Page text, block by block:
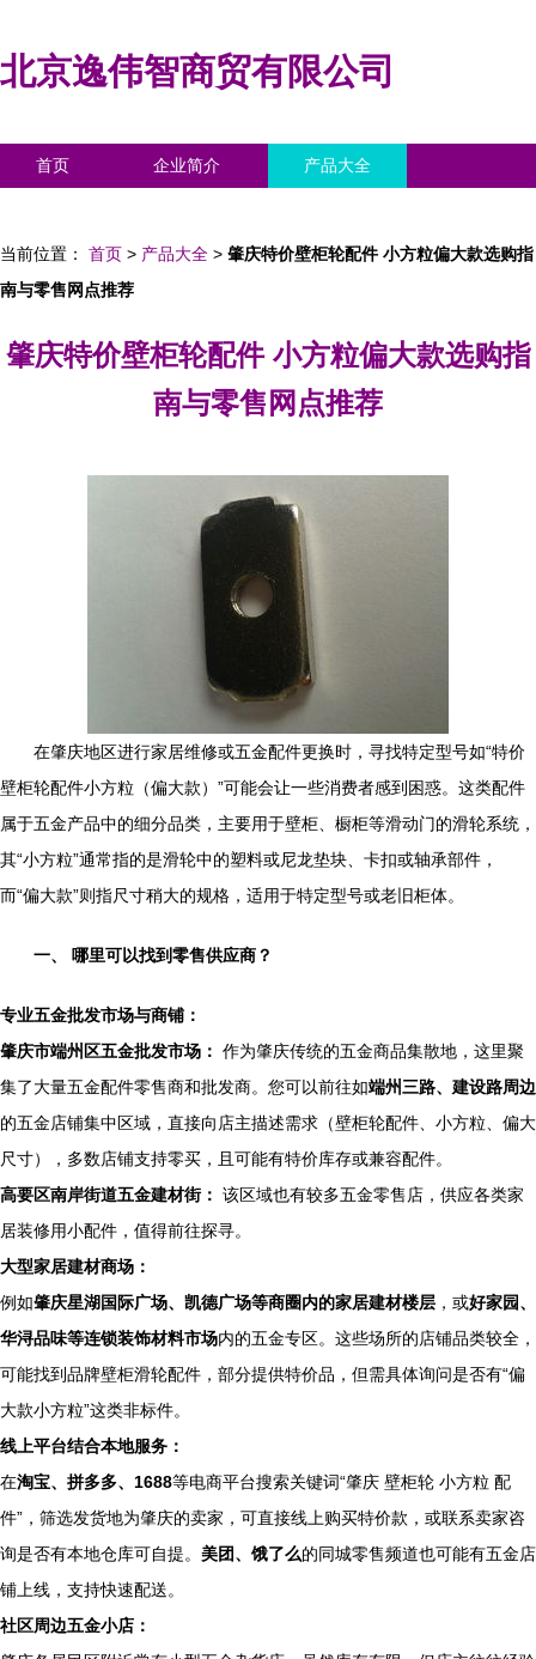
北京逸伟智商贸有限公司
首页 企业简介 产品大全
当前位置： 首页 > 产品大全 > 肇庆特价壁柜轮配件 小方粒偏大款选购指
南与零售网点推荐
肇庆特价壁柜轮配件 小方粒偏大款选购指
南与零售网点推荐
在肇庆地区进行家居维修或五金配件更换时，寻找特定型号如“特价
壁柜轮配件小方粒（偏大款）”可能会让一些消费者感到困惑。这类配件
属于五金产品中的细分品类，主要用于壁柜、橱柜等滑动门的滑轮系统，
其“小方粒”通常指的是滑轮中的塑料或尼龙垫块、卡扣或轴承部件，
而“偏大款”则指尺寸稍大的规格，适用于特定型号或老旧柜体。
一、 哪里可以找到零售供应商？
专业五金批发市场与商铺：
肇庆市端州区五金批发市场： 作为肇庆传统的五金商品集散地，这里聚
集了大量五金配件零售商和批发商。您可以前往如端州三路、建设路周边
的五金店铺集中区域，直接向店主描述需求（壁柜轮配件、小方粒、偏大
尺寸），多数店铺支持零买，且可能有特价库存或兼容配件。
高要区南岸街道五金建材街： 该区域也有较多五金零售店，供应各类家
居装修用小配件，值得前往探寻。
大型家居建材商场：
例如肇庆星湖国际广场、凯德广场等商圈内的家居建材楼层 ，或好家园、
华浔品味等连锁装饰材料市场内的五金专区。这些场所的店铺品类较全，
可能找到品牌壁柜滑轮配件，部分提供特价品，但需具体询问是否有“偏
大款小方粒”这类非标件。
线上平台结合本地服务：
在淘宝、拼多多、1688等电商平台搜索关键词“肇庆 壁柜轮 小方粒 配
件”，筛选发货地为肇庆的卖家，可直接线上购买特价款，或联系卖家咨
询是否有本地仓库可自提。 美团、饿了么的同城零售频道也可能有五金店
铺上线，支持快速配送。
社区周边五金小店：